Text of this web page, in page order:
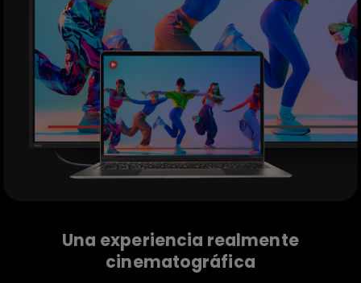
Una experiencia realmente
cinematográfica